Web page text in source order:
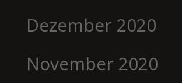
Dezember 2020
November 2020